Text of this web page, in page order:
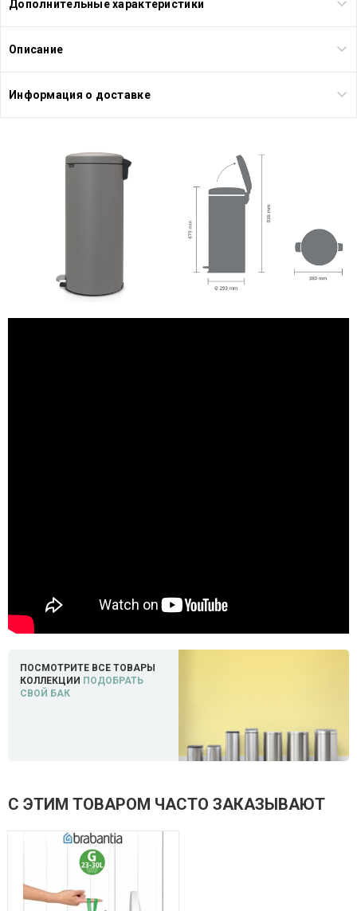
Дополнительные характеристики
Описание
Информация о доставке
ПОСМОТРИТЕ ВСЕ ТОВАРЫ
КОЛЛЕКЦИИ ПОДОБРАТЬ
СВОЙ БАК
С ЭТИМ ТОВАРОМ ЧАСТО ЗАКАЗЫВАЮТ